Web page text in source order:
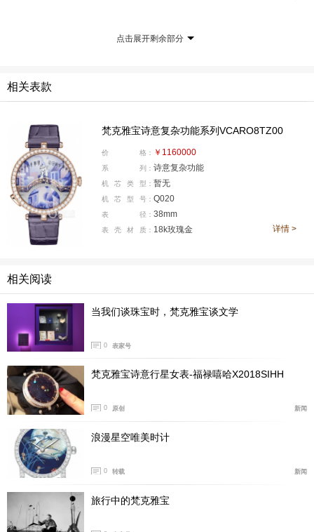
年，艾斯特尔·雅宝（Estelle Arpels）与阿尔弗莱德·梵克
落户芳登广场，以二人的姓氏正式揭开了品牌的第一篇
章。
从那以后直到今天，“爱”一直都是梵克雅宝创作的灵
感和出发点。这也就是为什么当人们想到梵克雅宝的时
候，脑海中出现的都是关于美好的主题。
好了，回到“日间版”Pont des Amoureux腕表。
(“日间版”Pont des Amoureux腕表)
点击展开剩余部分
相关表款
梵克雅宝诗意复杂功能系列VCARO8TZ00
价 格： ￥1160000
系 列： 诗意复杂功能
机 芯 类 型： 暂无
机 芯 型 号： Q020
表 径： 38mm
表 壳 材 质： 18k玫瑰金 详情 >
相关阅读
当我们谈珠宝时，梵克雅宝谈文学
0 表家号
梵克雅宝诗意行星女表-福禄嘻哈X2018SIHH
0 原创 新闻
浪漫星空唯美时计
0 转载 新闻
旅行中的梵克雅宝